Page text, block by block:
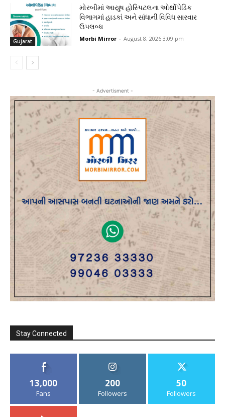
Gujarat
મોરબીમાં આયુષ હોસ્પિટલના ઓર્થોપેડિક
વિભાગમાં હાડકાં અને સાંધાની વિવિધ સારવાર
ઉપલબ્ધ
Morbi Mirror - August 8, 2026 3:09 pm
- Advertisment -
Stay Connected
13,000
Fans
200
Followers
50
Followers